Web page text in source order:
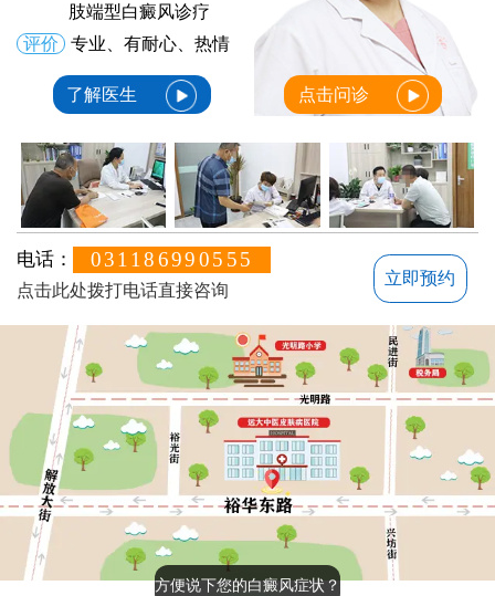
肢端型白癜风诊疗
评价
专业、有耐心、热情
了解医生 点击问诊
电话： 031186990555
点击此处拨打电话直接咨询
立即预约
方便说下您的白癜风症状？